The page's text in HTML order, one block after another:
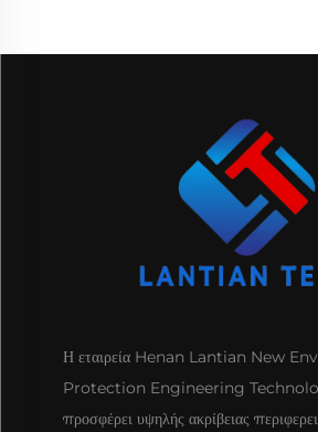
Η εταιρεία Henan Lantian New
Protection Engineering
προσφέρει υψηλής ακρίβειας